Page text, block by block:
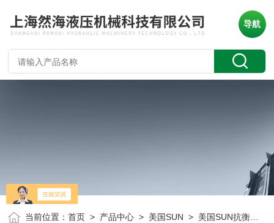
导航
当前位置：首页 > 产品中心 > 美国SUN > 美国SUN抗衡阀